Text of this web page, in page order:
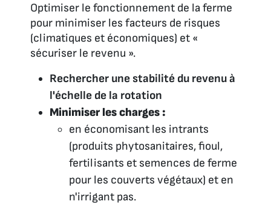
Optimiser le fonctionnement de la ferme
pour minimiser les facteurs de risques
(climatiques et économiques) et «
sécuriser le revenu ».
Rechercher une stabilité du revenu à
l'échelle de la rotation
Minimiser les charges :
en économisant les intrants
(produits phytosanitaires, fioul,
fertilisants et semences de ferme
pour les couverts végétaux) et en
n'irrigant pas.